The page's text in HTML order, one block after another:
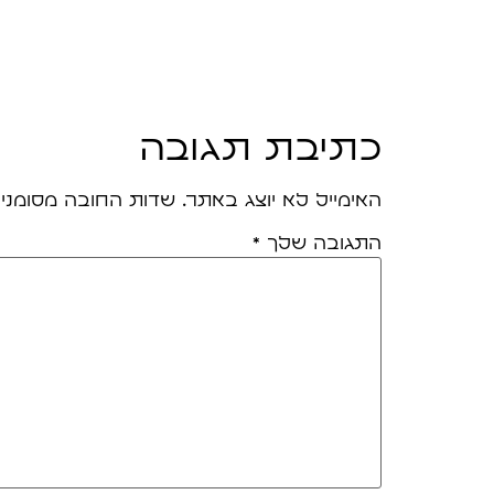
כתיבת תגובה
האימייל לא יוצג באתר. שדות החובה
התגובה שלך *